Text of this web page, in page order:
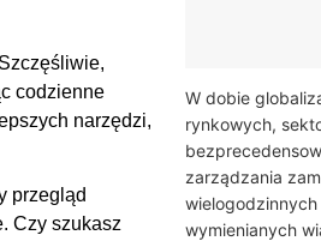
codzienne
narzędzi,
przegląd
Czy szukasz
W dobie
rynkowych,
zarządzania
wymienianych